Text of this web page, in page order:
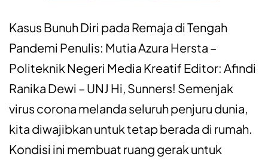
Kasus Bunuh Diri pada Remaja di Tengah
Pandemi Penulis: Mutia Azura Hersta –
Politeknik Negeri Media Kreatif Editor: Afindi
Ranika Dewi – UNJ Hi, Sunners! Semenjak
virus corona melanda seluruh penjuru dunia,
kita diwajibkan untuk tetap berada di rumah.
Kondisi ini membuat ruang gerak untuk